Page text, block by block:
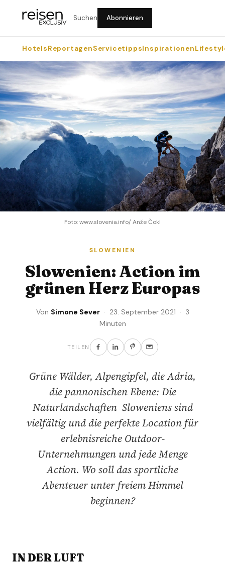
Suchen Abonnieren
HotelsReportagenServicetippsInspirationen
Foto: www.slovenia.info/ Anže Čokl
SLOWENIEN
Slowenien: Action im
grünen Herz Europas
Von Simone Sever· 23. September 2021 · 3
Minuten
TEILEN
Grüne Wälder, Alpengipfel, die Adria,
die pannonischen Ebene: Die
Naturlandschaften Sloweniens sind
vielfältig und die perfekte Location für
erlebnisreiche Outdoor-
Unternehmungen und jede Menge
Action. Wo soll das sportliche
Abenteuer unter freiem Himmel
beginnen?
IN DER LUFT